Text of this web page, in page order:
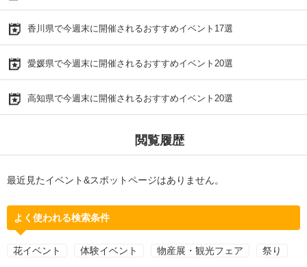
香川県で今週末に開催されるおすすめイベント17選
愛媛県で今週末に開催されるおすすめイベント20選
高知県で今週末に開催されるおすすめイベント20選
閲覧履歴
最近見たイベント&スポットページはありません。
よく使われる検索条件
花イベント 体験イベント 物産展・観光フェア 祭り